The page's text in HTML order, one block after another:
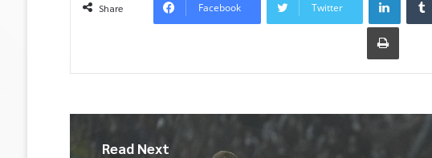
Share Facebook Twitter
Read Next